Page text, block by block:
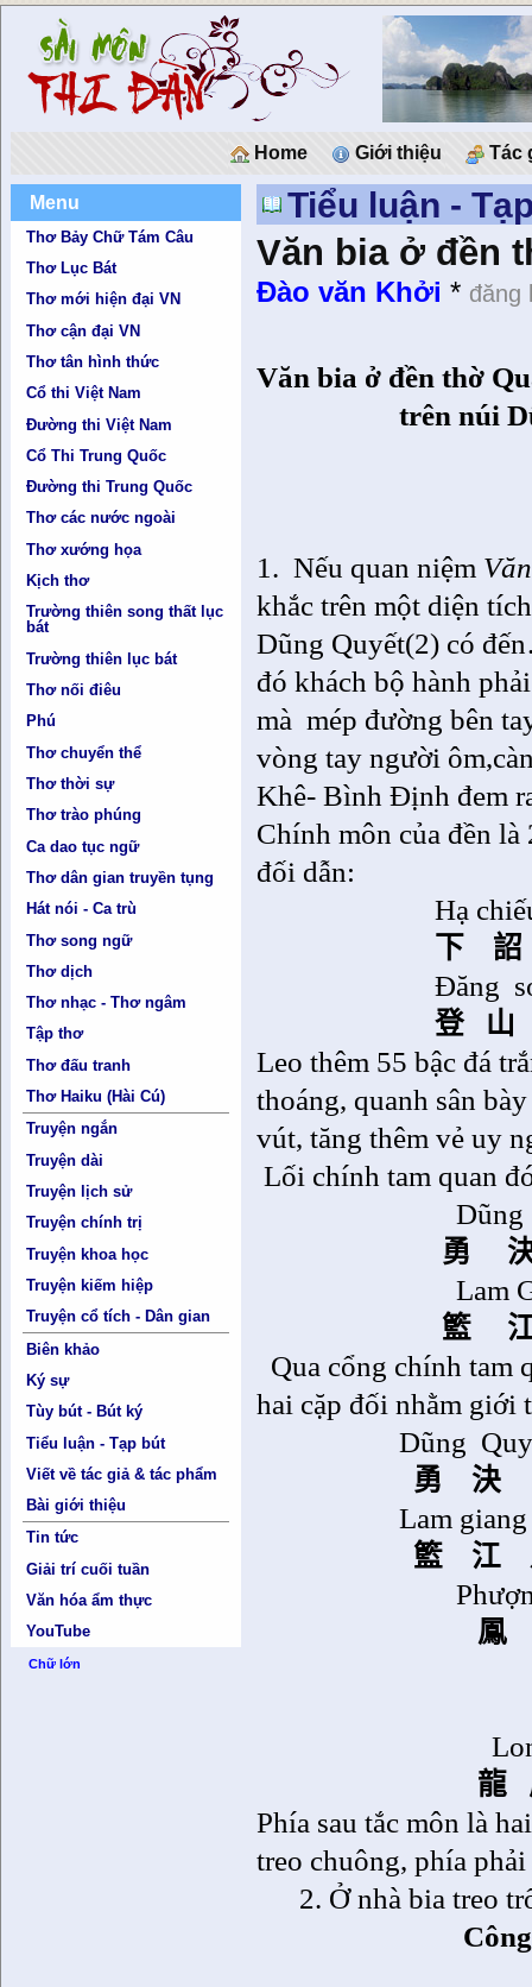
Home Giới thiệu Tác
Menu
Thơ Bảy Chữ Tám Câu
Thơ Lục Bát
Thơ mới hiện đại VN
Thơ cận đại VN
Thơ tân hình thức
Cổ thi Việt Nam
Đường thi Việt Nam
Cổ Thi Trung Quốc
Đường thi Trung Quốc
Thơ các nước ngoài
Thơ xướng họa
Kịch thơ
Trường thiên song thất lục
bát
Trường thiên lục bát
Thơ nối điêu
Phú
Thơ chuyển thể
Thơ thời sự
Thơ trào phúng
Ca dao tục ngữ
Thơ dân gian truyền tụng
Hát nói - Ca trù
Thơ song ngữ
Thơ dịch
Thơ nhạc - Thơ ngâm
Tập thơ
Thơ đấu tranh
Thơ Haiku (Hài Cú)
Truyện ngắn
Truyện dài
Truyện lịch sử
Truyện chính trị
Truyện khoa học
Truyện kiếm hiệp
Truyện cổ tích - Dân gian
Biên khảo
Ký sự
Tùy bút - Bút ký
Tiểu luận - Tạp bút
Viết về tác giả & tác phẩm
Bài giới thiệu
Tin tức
Giải trí cuối tuần
Văn hóa ẩm thực
YouTube
Chữ lớn
Tiểu luận -
Văn bia ở đền
Đào văn Khởi * đăng
Văn bia ở đền thờ
trên núi
1. Nếu quan niệm
khắc trên một diện
Dũng Quyết(2) có
đó khách bộ hành
mà mép đường bên
vòng tay người
Khê- Bình Định đem
Chính môn của đền
đối dẫn:
Hạ
下
詔
Đăng
登
山
Leo thêm 55 bậc đá
thoáng, quanh sân
vút, tăng thêm vẻ uy
Lối chính tam quan
Dũng
勇
Lam
籃
Qua cổng chính tam
hai cặp đối nhằm giới
Dũng
勇
決
Lam
籃
江
鳳
龍
Phía sau tắc môn là
treo chuông, phía
2. Ở nhà bia treo